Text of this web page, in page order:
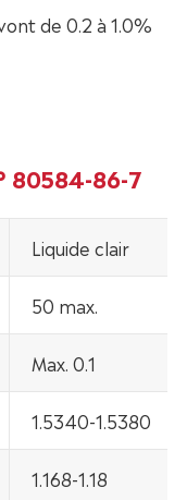
de 0.2 à 1.0%
80584-86-7
Liquide clair
50 max.
Max. 0.1
1.5340-1.5380
1.168-1.18